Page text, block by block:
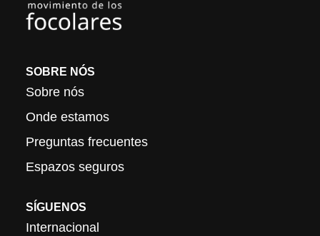
SOBRE NÓS
Sobre nós
Onde estamos
Preguntas frecuentes
Espazos seguros
SÍGUENOS
Internacional